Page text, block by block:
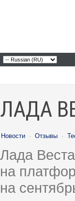
ЛАДА
Новости · Отзывы ·
Лада
на
на